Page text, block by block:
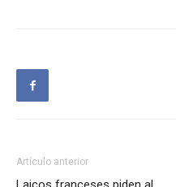
Artículo anterior